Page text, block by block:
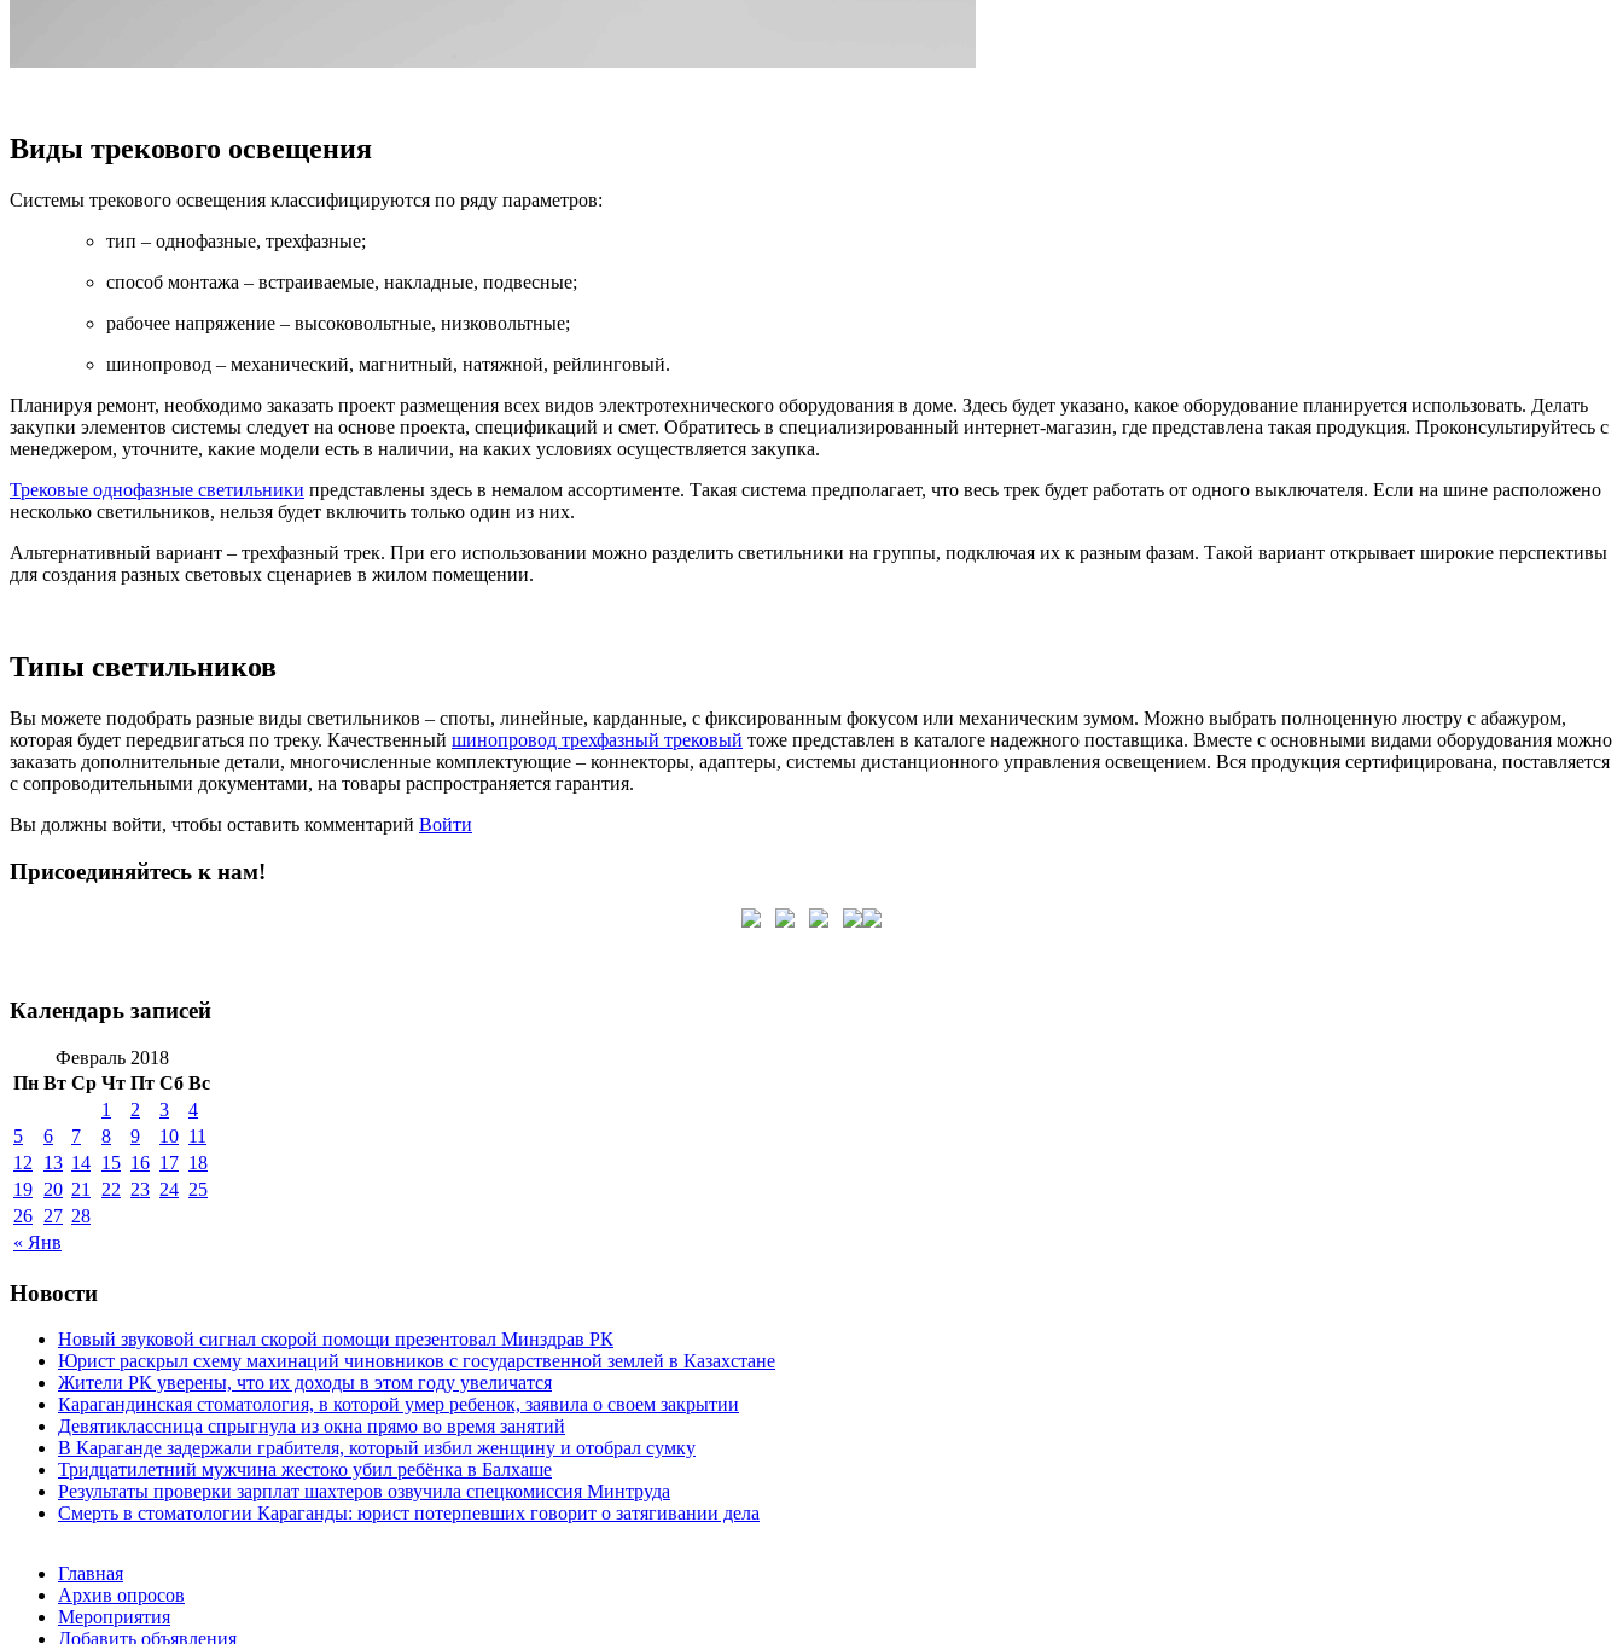
Виды трекового освещения
Системы трекового освещения классифицируются по ряду параметров:
тип – однофазные, трехфазные;
способ монтажа – встраиваемые, накладные, подвесные;
рабочее напряжение – высоковольтные, низковольтные;
шинопровод – механический, магнитный, натяжной, рейлинговый.
Планируя ремонт, необходимо заказать проект размещения всех видов электротехнического оборудования в доме. Здесь будет указано, какое оборудование планируется использовать. Делать
закупки элементов системы следует на основе проекта, спецификаций и смет. Обратитесь в специализированный интернет-магазин, где представлена такая продукция. Проконсультируйтесь с
менеджером, уточните, какие модели есть в наличии, на каких условиях осуществляется закупка.
Трековые однофазные светильники представлены здесь в немалом ассортименте. Такая система предполагает, что весь трек будет работать от одного выключателя. Если на шине расположено
несколько светильников, нельзя будет включить только один из них.
Альтернативный вариант – трехфазный трек. При его использовании можно разделить светильники на группы, подключая их к разным фазам. Такой вариант открывает широкие перспективы
для создания разных световых сценариев в жилом помещении.
Типы светильников
Вы можете подобрать разные виды светильников – споты, линейные, карданные, с фиксированным фокусом или механическим зумом. Можно выбрать полноценную люстру с абажуром,
которая будет передвигаться по треку. Качественный шинопровод трехфазный трековый тоже представлен в каталоге надежного поставщика. Вместе с основными видами оборудования можно
заказать дополнительные детали, многочисленные комплектующие – коннекторы, адаптеры, системы дистанционного управления освещением. Вся продукция сертифицирована, поставляется
с сопроводительными документами, на товары распространяется гарантия.
Вы должны войти, чтобы оставить комментарий Войти
Присоединяйтесь к нам!
Календарь записей
Февраль 2018
Пн Вт Ср Чт Пт Сб Вс
« Янв
1 2 3
4
5
6 7 8 9 10 11
12
13 14 15 16 17 18
19 20 21 22 23 24 25
26 27 28
Новости
Новый звуковой сигнал скорой помощи презентовал Минздрав РК
Юрист раскрыл схему махинаций чиновников с государственной землей в Казахстане
Жители РК уверены, что их доходы в этом году увеличатся
Карагандинская стоматология, в которой умер ребенок, заявила о своем закрытии
Девятиклассница спрыгнула из окна прямо во время занятий
В Караганде задержали грабителя, который избил женщину и отобрал сумку
Тридцатилетний мужчина жестоко убил ребёнка в Балхаше
Результаты проверки зарплат шахтеров озвучила спецкомиссия Минтруда
Смерть в стоматологии Караганды: юрист потерпевших говорит о затягивании дела
Главная
Архив опросов
Мероприятия
Добавить объявления